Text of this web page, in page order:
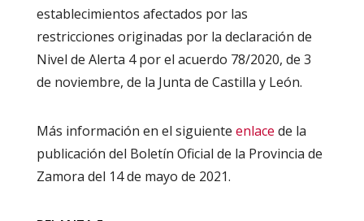
establecimientos afectados por las
restricciones originadas por la declaración de
Nivel de Alerta 4 por el acuerdo 78/2020, de 3
de noviembre, de la Junta de Castilla y León.
Más información en el siguiente enlace de la
publicación del Boletín Oficial de la Provincia de
Zamora del 14 de mayo de 2021.